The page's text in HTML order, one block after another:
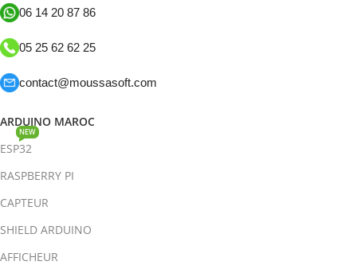
06 14 20 87 86
05 25 62 62 25
contact@moussasoft.com
ARDUINO MAROC
ESP32
NEW
RASPBERRY PI
CAPTEUR
SHIELD ARDUINO
AFFICHEUR